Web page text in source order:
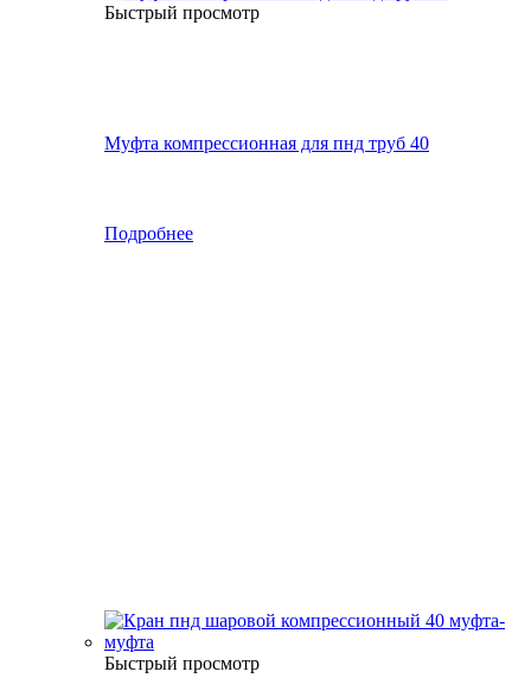
Быстрый просмотр
Муфта компрессионная для пнд труб 40
Подробнее
Быстрый просмотр